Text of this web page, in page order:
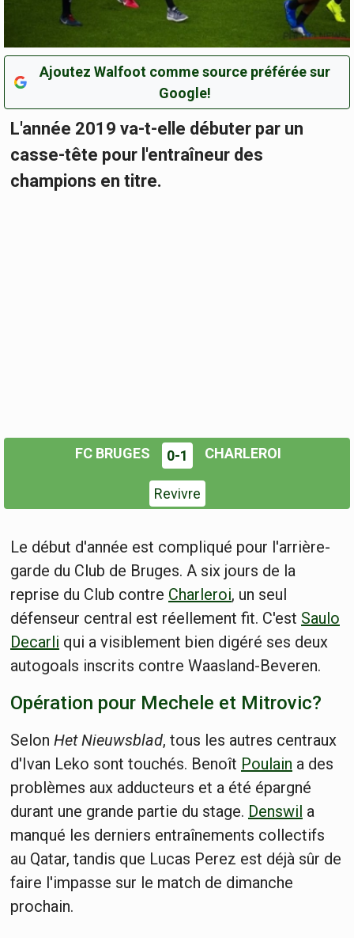
Ajoutez Walfoot comme source préférée sur
Google!
L'année 2019 va-t-elle débuter par un
casse-tête pour l'entraîneur des
champions en titre.
FC BRUGES 0-1 CHARLEROI
Revivre
Le début d'année est compliqué pour l'arrière-
garde du Club de Bruges. A six jours de la
reprise du Club contre Charleroi, un seul
défenseur central est réellement fit. C'est Saulo
Decarli qui a visiblement bien digéré ses deux
autogoals inscrits contre Waasland-Beveren.
Opération pour Mechele et Mitrovic?
Selon Het Nieuwsblad, tous les autres centraux
d'Ivan Leko sont touchés. Benoît Poulain a des
problèmes aux adducteurs et a été épargné
durant une grande partie du stage. Denswil a
manqué les derniers entraînements collectifs
au Qatar, tandis que Lucas Perez est déjà sûr de
faire l'impasse sur le match de dimanche
prochain.